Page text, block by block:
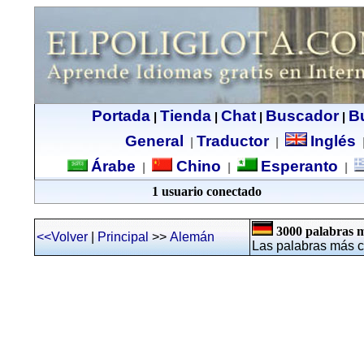
Portada| Tienda| Chat| Buscador|
General
Traductor| Inglés
Árabe Chino Esperanto
1 usuario conectado
<<Volver|Principal>>Alemán
3000 palabras
Las palabras más